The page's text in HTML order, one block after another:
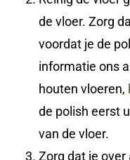
de vloer. Zorg
voordat je de
informatie ons
houten vloeren,
de polish eerst
van de vloer.
Zorg dat je